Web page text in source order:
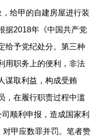
给甲的自建房屋进行装
据2018年《中国共产党
给予党纪处分。第三种
用职务上的便利，非法
谋取利益，构成受贿
，在履行职责过程中滥
顺利申报，造成国家利
甲应数罪并罚。笔者赞